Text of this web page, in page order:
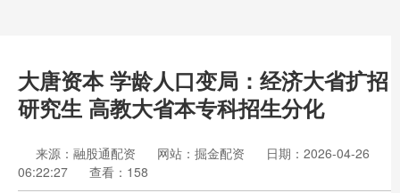
大唐资本 学龄人口变局：经济大省扩招
研究生 高教大省本专科招生分化
来源：融股通配资 网站：掘金配资
日期：2026-04-26
06:22:27
查看：158